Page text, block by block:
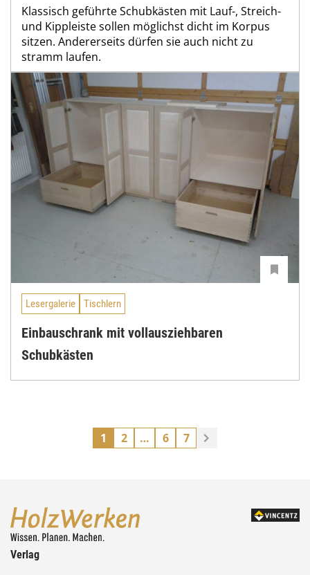
Klassisch geführte Schubkästen mit Lauf-, Streich-
und Kippleiste sollen möglichst dicht im Korpus
sitzen. Andererseits dürfen sie auch nicht zu
stramm laufen.
Lesergalerie Tischlern
Einbauschrank mit vollausziehbaren
Schubkästen
1 2 … 6 7
Verlag